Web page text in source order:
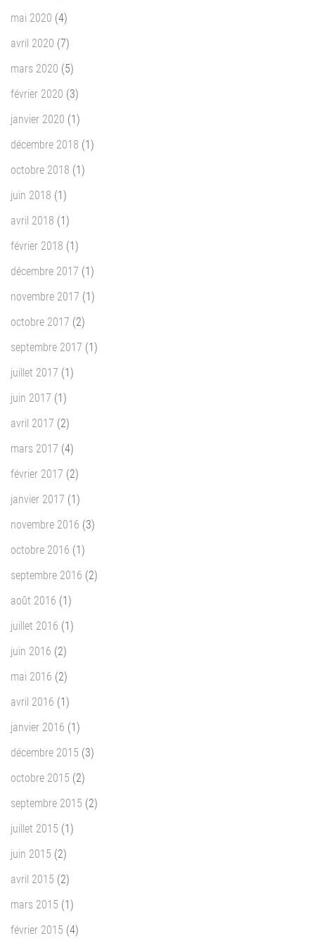
mai 2020 (4)
avril 2020 (7)
mars 2020 (5)
février 2020 (3)
janvier 2020 (1)
décembre 2018 (1)
octobre 2018 (1)
juin 2018 (1)
avril 2018 (1)
février 2018 (1)
décembre 2017 (1)
novembre 2017 (1)
octobre 2017 (2)
septembre 2017 (1)
juillet 2017 (1)
juin 2017 (1)
avril 2017 (2)
mars 2017 (4)
février 2017 (2)
janvier 2017 (1)
novembre 2016 (3)
octobre 2016 (1)
septembre 2016 (2)
août 2016 (1)
juillet 2016 (1)
juin 2016 (2)
mai 2016 (2)
avril 2016 (1)
janvier 2016 (1)
décembre 2015 (3)
octobre 2015 (2)
septembre 2015 (2)
juillet 2015 (1)
juin 2015 (2)
avril 2015 (2)
mars 2015 (1)
février 2015 (4)